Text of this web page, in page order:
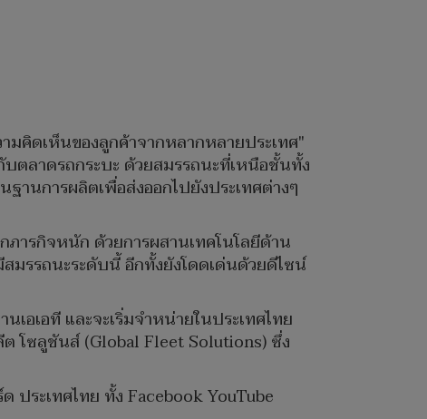
มคิดเห็นของลูกค้าจากหลากหลายประเทศ"
ตลาดรถกระบะ ด้วยสมรรถนะที่เหนือชั้นทั้ง
านการผลิตเพื่อส่งออกไปยังประเทศต่างๆ
ารกิจหนัก ด้วยการผสานเทคโนโลยีด้าน
มรรถนะระดับนี้ อีกทั้งยังโดดเด่นด้วยดีไซน์
เอเอที และจะเริ่มจำหน่ายในประเทศไทย
โซลูชันส์ (Global Fleet Solutions) ซึ่ง
ประเทศไทย ทั้ง Facebook YouTube